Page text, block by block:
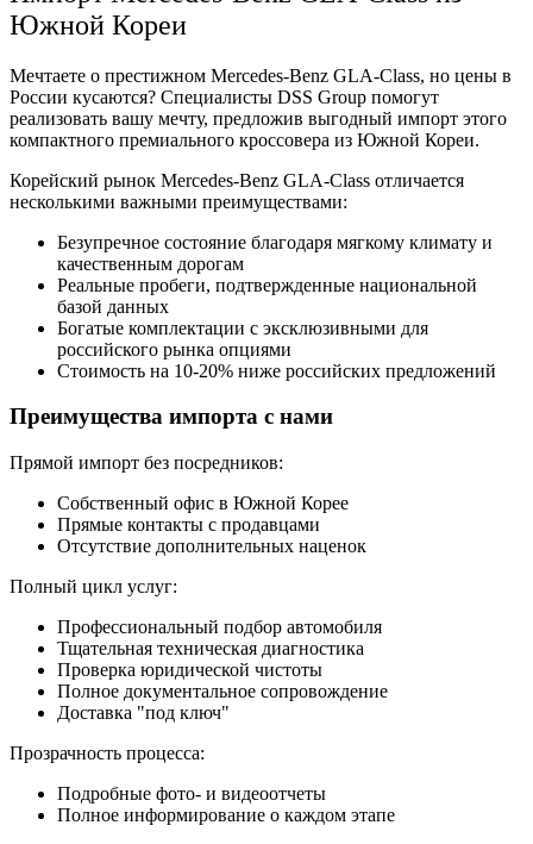
Южной Кореи
Мечтаете о престижном Mercedes-Benz GLA-Class, но цены в
России кусаются? Специалисты DSS Group помогут
реализовать вашу мечту, предложив выгодный импорт этого
компактного премиального кроссовера из Южной Кореи.
Корейский рынок Mercedes-Benz GLA-Class отличается
несколькими важными преимуществами:
Безупречное состояние благодаря мягкому климату и
качественным дорогам
Реальные пробеги, подтвержденные национальной
базой данных
Богатые комплектации с эксклюзивными для
российского рынка опциями
Стоимость на 10-20% ниже российских предложений
Преимущества импорта с нами
Прямой импорт без посредников:
Собственный офис в Южной Корее
Прямые контакты с продавцами
Отсутствие дополнительных наценок
Полный цикл услуг:
Профессиональный подбор автомобиля
Тщательная техническая диагностика
Проверка юридической чистоты
Полное документальное сопровождение
Доставка "под ключ"
Прозрачность процесса:
Подробные фото- и видеоотчеты
Полное информирование о каждом этапе